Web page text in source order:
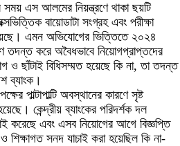
এস আলমের নিয়ন্ত্রণে থাকা ছয়টি
বায়োডাটা সংগ্রহ এবং পরীক্ষা
এমন অভিযোগের ভিত্তিতে ২০২৪
করে অবৈধভাবে নিয়োগপ্রাপ্তদের
ও ছাঁটাই বিধিসম্মত হয়েছে কি না, তা তদন্ত
ব্যাংক।
পাল্টাপাল্টি অবস্থানের কারণে সৃষ্ট
কেন্দ্রীয় ব্যাংকের পরিদর্শক দল
করেছে এবং এসব নিয়োগের আগে বিজ্ঞপ্তি
শিক্ষাগত সনদ যাচাই করা হয়েছিল কি না-